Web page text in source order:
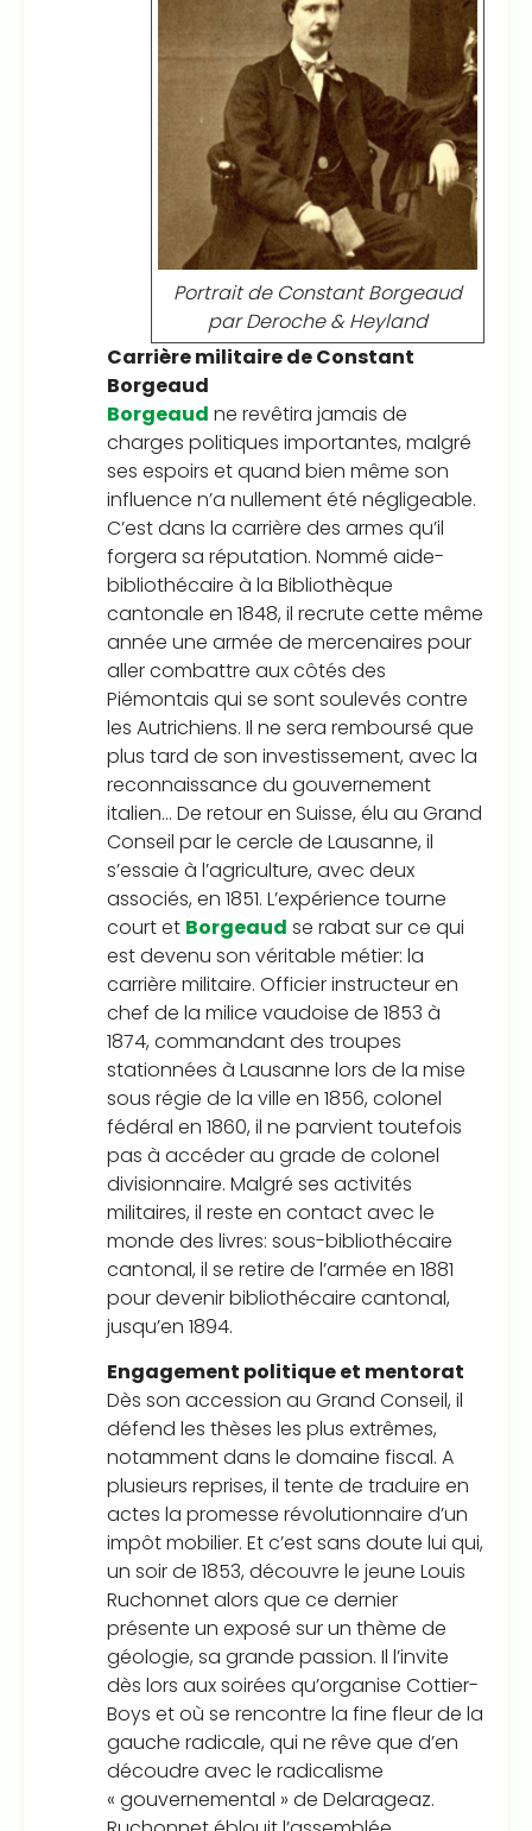
Portrait de Constant Borgeaud
par Deroche & Heyland
Carrière militaire de Constant
Borgeaud
Borgeaud ne revêtira jamais de
charges politiques importantes, malgré
ses espoirs et quand bien même son
influence n’a nullement été négligeable.
C’est dans la carrière des armes qu’il
forgera sa réputation. Nommé aide-
bibliothécaire à la Bibliothèque
cantonale en 1848, il recrute cette même
année une armée de mercenaires pour
aller combattre aux côtés des
Piémontais qui se sont soulevés contre
les Autrichiens. Il ne sera remboursé que
plus tard de son investissement, avec la
reconnaissance du gouvernement
italien… De retour en Suisse, élu au Grand
Conseil par le cercle de Lausanne, il
s’essaie à l’agriculture, avec deux
associés, en 1851. L’expérience tourne
court et Borgeaud se rabat sur ce qui
est devenu son véritable métier: la
carrière militaire. Officier instructeur en
chef de la milice vaudoise de 1853 à
1874, commandant des troupes
stationnées à Lausanne lors de la mise
sous régie de la ville en 1856, colonel
fédéral en 1860, il ne parvient toutefois
pas à accéder au grade de colonel
divisionnaire. Malgré ses activités
militaires, il reste en contact avec le
monde des livres: sous-bibliothécaire
cantonal, il se retire de l’armée en 1881
pour devenir bibliothécaire cantonal,
jusqu’en 1894.
Engagement politique et mentorat
Dès son accession au Grand Conseil, il
défend les thèses les plus extrêmes,
notamment dans le domaine fiscal. A
plusieurs reprises, il tente de traduire en
actes la promesse révolutionnaire d’un
impôt mobilier. Et c’est sans doute lui qui,
un soir de 1853, découvre le jeune Louis
Ruchonnet alors que ce dernier
présente un exposé sur un thème de
géologie, sa grande passion. Il l’invite
dès lors aux soirées qu’organise Cottier-
Boys et où se rencontre la fine fleur de la
gauche radicale, qui ne rêve que d’en
découdre avec le radicalisme
« gouvernemental » de Delarageaz.